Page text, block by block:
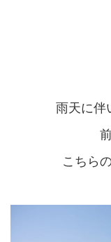
雨天に伴
こちら